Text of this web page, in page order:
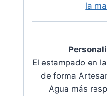
la
El estampado en
de forma
Agua más